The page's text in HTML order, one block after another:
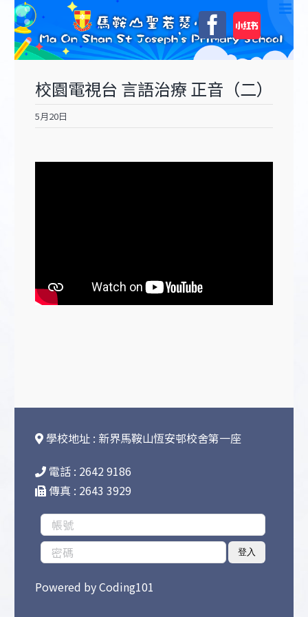
Skip
content
Facebook
自
訂
校園電視台 言語治療 正音（二）
5月20日
學校地址 : 新界馬鞍山恆安邨校舍第一座
電話 : 2642 9186
傳真 : 2643 3929
登入
Powered byCoding101